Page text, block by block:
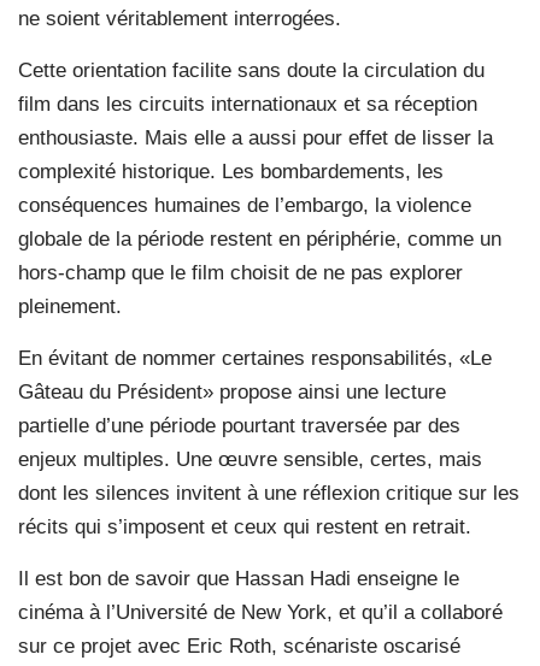
ne soient véritablement interrogées.
Cette orientation facilite sans doute la circulation du
film dans les circuits internationaux et sa réception
enthousiaste. Mais elle a aussi pour effet de lisser la
complexité historique. Les bombardements, les
conséquences humaines de l’embargo, la violence
globale de la période restent en périphérie, comme un
hors-champ que le film choisit de ne pas explorer
pleinement.
En évitant de nommer certaines responsabilités, «Le
Gâteau du Président» propose ainsi une lecture
partielle d’une période pourtant traversée par des
enjeux multiples. Une œuvre sensible, certes, mais
dont les silences invitent à une réflexion critique sur les
récits qui s’imposent et ceux qui restent en retrait.
Il est bon de savoir que Hassan Hadi enseigne le
cinéma à l’Université de New York, et qu’il a collaboré
sur ce projet avec Eric Roth, scénariste oscarisé